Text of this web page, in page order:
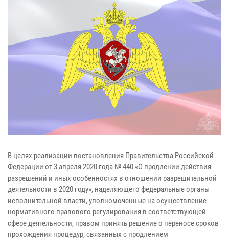
В целях реализации постановления Правительства Российской
Федерации от 3 апреля 2020 года № 440 «О продлении действия
разрешений и иных особенностях в отношении разрешительной
деятельности в 2020 году», наделяющего федеральные органы
исполнительной власти, уполномоченные на осуществление
нормативного правового регулирования в соответствующей
сфере деятельности, правом принять решение о переносе сроков
прохождения процедур, связанных с продлением